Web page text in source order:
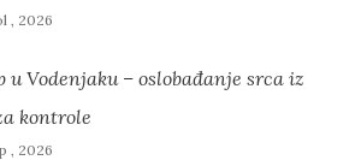
, 2026
u Vodenjaku – oslobađanje srca iz
kontrole
, 2026